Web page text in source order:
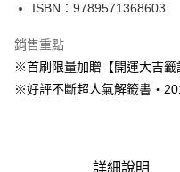
宅配
每筆NT$100，滿NT$499(含
ISBN：9789571368603
銷售重點
※首刷限量加贈【開運大吉籤
※好評不斷超人氣解籤書
詳細說明